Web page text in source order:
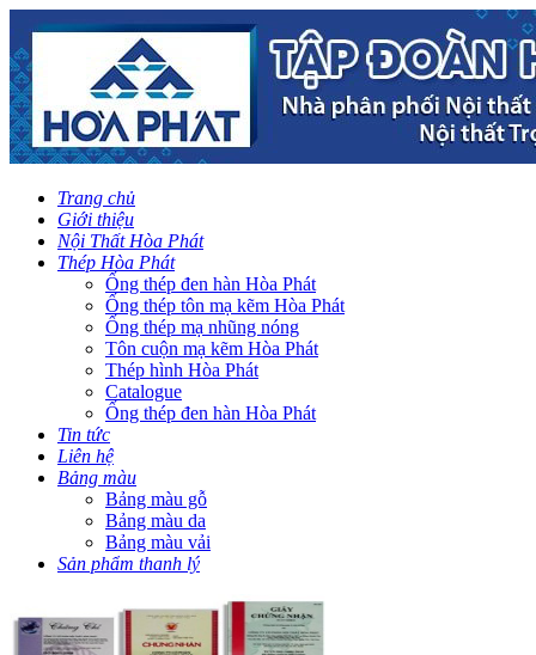
Trang chủ
Giới thiệu
Nội Thất Hòa Phát
Thép Hòa Phát
Ống thép đen hàn Hòa Phát
Ống thép tôn mạ kẽm Hòa Phát
Ống thép mạ nhũng nóng
Tôn cuộn mạ kẽm Hòa Phát
Thép hình Hòa Phát
Catalogue
Ống thép đen hàn Hòa Phát
Tin tức
Liên hệ
Bảng màu
Bảng màu gỗ
Bảng màu da
Bảng màu vải
Sản phẩm thanh lý